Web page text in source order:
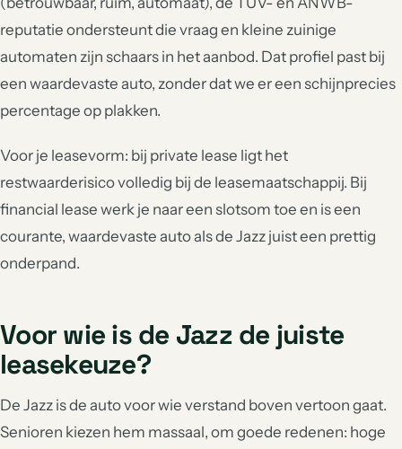
reputatie ondersteunt die vraag en kleine zuinige
automaten zijn schaars in het aanbod. Dat profiel past bij
een waardevaste auto, zonder dat we er een schijnprecies
percentage op plakken.
Voor je leasevorm: bij private lease ligt het
restwaarderisico volledig bij de leasemaatschappij. Bij
financial lease werk je naar een slotsom toe en is een
courante, waardevaste auto als de Jazz juist een prettig
onderpand.
Voor wie is de Jazz de juiste
leasekeuze?
De Jazz is de auto voor wie verstand boven vertoon gaat.
Senioren kiezen hem massaal, om goede redenen: hoge